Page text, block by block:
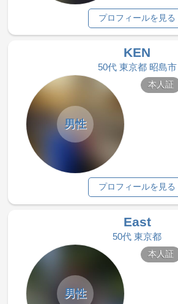
プロフィールを見る
KEN
50代 東京都 昭島市
男性
本人証
プロフィールを見る
East
50代 東京都
男性
本人証